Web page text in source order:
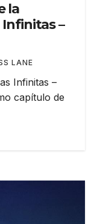
la
Infinitas –
LANE
Infinitas –
capítulo de